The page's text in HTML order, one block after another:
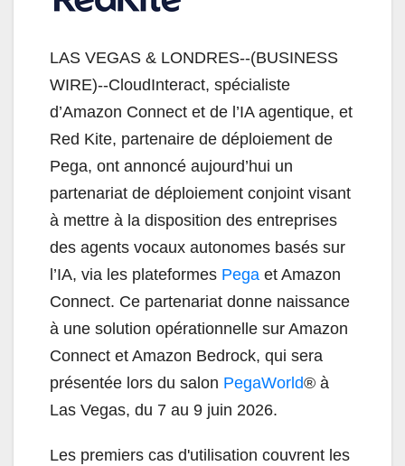
LAS VEGAS & LONDRES--(BUSINESS
WIRE)--CloudInteract, spécialiste
d’Amazon Connect et de l’IA agentique, et
Red Kite, partenaire de déploiement de
Pega, ont annoncé aujourd’hui un
partenariat de déploiement conjoint visant
à mettre à la disposition des entreprises
des agents vocaux autonomes basés sur
l’IA, via les plateformes Pega et Amazon
Connect. Ce partenariat donne naissance
à une solution opérationnelle sur Amazon
Connect et Amazon Bedrock, qui sera
présentée lors du salon PegaWorld® à
Las Vegas, du 7 au 9 juin 2026.
Les premiers cas d'utilisation couvrent les